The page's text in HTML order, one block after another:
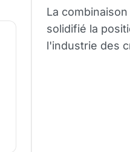
La
solidifié la
l'industrie des